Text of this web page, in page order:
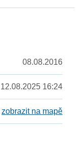
08.08.2016
12.08.2025 16:24
zobrazit na mapě